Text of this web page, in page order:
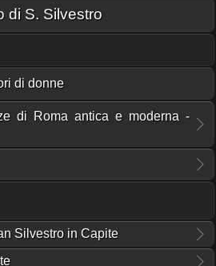
di S. Silvestro
di donne
di Roma antica e moderna -
Silvestro in Capite